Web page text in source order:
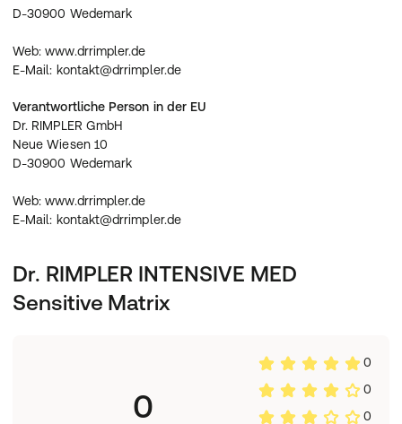
Glycol, Phenylpropanol, Sodium Hydroxide, Citric Acid
E-Mail: kontakt@drrimpler.de
D-30900 Wedemark
Web: www.drrimpler.de
E-Mail: kontakt@drrimpler.de
Verantwortliche Person in der EU
Dr. RIMPLER GmbH
Neue Wiesen 10
D-30900 Wedemark
Web: www.drrimpler.de
E-Mail: kontakt@drrimpler.de
Dr. RIMPLER INTENSIVE MED
Sensitive Matrix
0
0
0
0